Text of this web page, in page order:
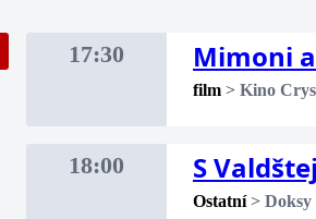
17:30 Mimoni
film > Kino
18:00 S
Ostatní > Doksy